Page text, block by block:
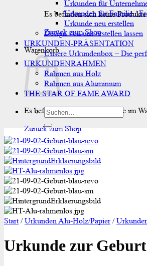
Es befinden sich keine
Zurück zum Shop
Warenkorb
Es befinden sich keine Produkte im
Zurück zum Shop
Urkunden für
Urkunden für Familie /
Urkunde neu erstellen
Design von uns erstellen lassen
URKUNDEN-PRÄSENTATION
Unsere Urkundenbox – Die
URKUNDENRAHMEN
Rahmen aus Holz
Rahmen aus Aluminium
THE STAR OF FAME AWARD
Suchen
nach:
Start / Urkunden Alu-Holz/Papier /
Urkunde zur